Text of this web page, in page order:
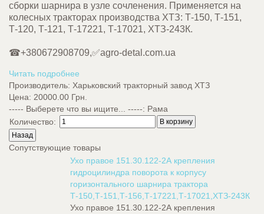
сборки шарнира в узле сочленения. Применяется на
колесных тракторах производства ХТЗ: Т-150, Т-151,
Т-120, Т-121, Т-17221, Т-17021, ХТЗ-243К.
☎+380672908709,✅agro-detal.com.ua
Читать подробнее
Производитель: Харьковский тракторный завод ХТЗ
Цена: 20000.00 Грн.
----- Выберете что вы ищите... -----: Рама
Количество:
Сопутствующие товары
Ухо правое 151.30.122-2А крепления
гидроцилиндра поворота к корпусу
горизонтального шарнира трактора
Т-150,Т-151,Т-156,Т-17221,Т-17021,ХТЗ-243К
Ухо правое 151.30.122-2А крепления